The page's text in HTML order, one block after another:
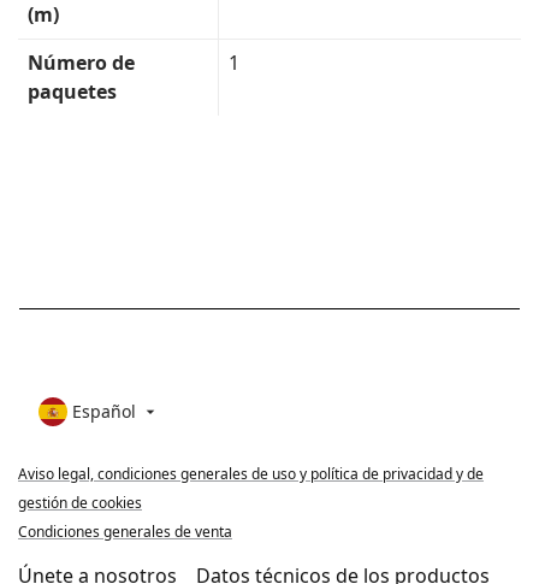
(m)
Número de
paquetes
1
Español 
Aviso legal, condiciones generales de uso y política de privacidad y de
gestión de cookies
Condiciones generales de venta
Únete a nosotros Datos técnicos de los productos